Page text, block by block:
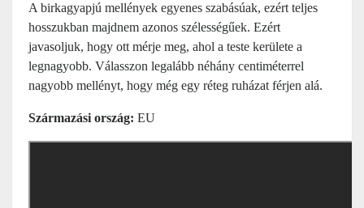
A birkagyapjú mellények egyenes szabásúak, ezért teljes
hosszukban majdnem azonos szélességűek. Ezért
javasoljuk, hogy ott mérje meg, ahol a teste kerülete a
legnagyobb. Válasszon legalább néhány centiméterrel
nagyobb mellényt, hogy még egy réteg ruházat férjen alá.
Származási ország: EU